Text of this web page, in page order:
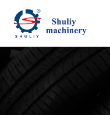
content